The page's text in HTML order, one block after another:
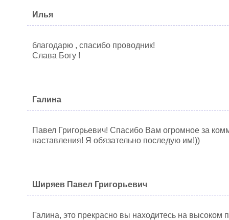
Илья
благодарю , спасибо проводник!
Слава Богу !
Галина
Павел Григорьевич! Спасибо Вам огромное за
наставления! Я обязательно последую им!))
Ширяев Павел Григорьевич
Галина, это прекрасно вы находитесь на высоком